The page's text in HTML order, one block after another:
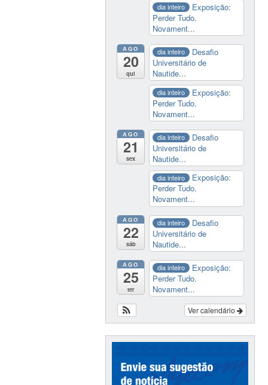
dia inteiro
Exposição:
Perder Tudo.
Novament...
AGO
20
qui
dia inteiro
Desafio
Universitário de
Nautide...
dia inteiro
Exposição:
Perder Tudo.
Novament...
AGO
21
sex
dia inteiro
Desafio
Universitário de
Nautide...
dia inteiro
Exposição:
Perder Tudo.
Novament...
AGO
22
sáb
dia inteiro
Desafio
Universitário de
Nautide...
AGO
25
ter
dia inteiro
Exposição:
Perder Tudo.
Novament...
Ver calendário